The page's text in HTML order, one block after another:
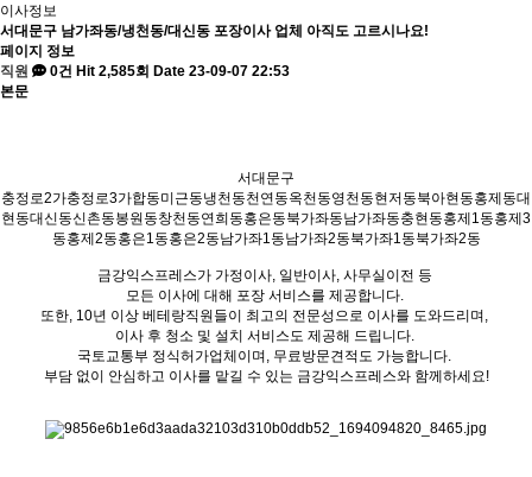
이사정보
서대문구 남가좌동/냉천동/대신동 포장이사 업체 아직도 고르시나요!
페이지 정보
직원
0건 Hit 2,585회 Date 23-09-07 22:53
본문
서대문구
충정로2가충정로3가합동미근동냉천동천연동옥천동영천동현저동북아현동홍제동대
현동대신동신촌동봉원동창천동연희동홍은동북가좌동남가좌동충현동홍제1동홍제3
동홍제2동홍은1동홍은2동남가좌1동남가좌2동북가좌1동북가좌2동
금강익스프레스가 가정이사, 일반이사, 사무실이전 등
모든 이사에 대해 포장 서비스를 제공합니다.
또한, 10년 이상 베테랑직원들이 최고의 전문성으로 이사를 도와드리며,
이사 후 청소 및 설치 서비스도 제공해 드립니다.
국토교통부 정식허가업체이며, 무료방문견적도 가능합니다.
부담 없이 안심하고 이사를 맡길 수 있는 금강익스프레스와 함께하세요!